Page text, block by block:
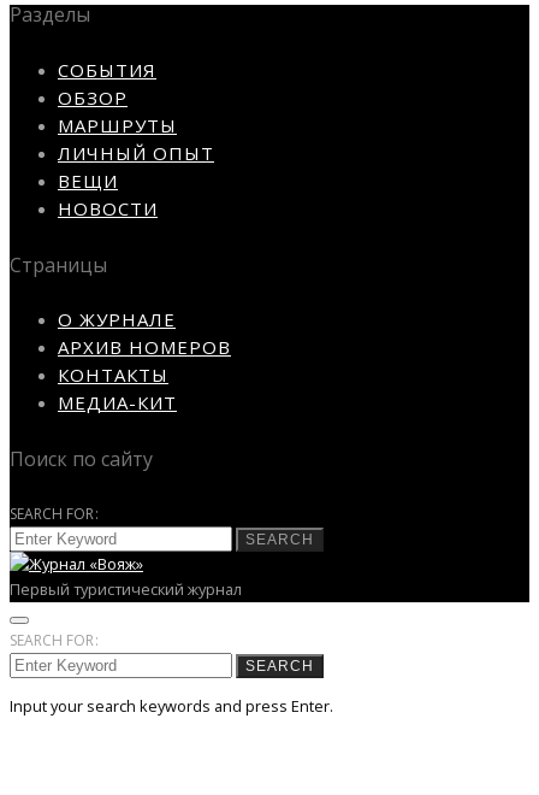
Разделы
СОБЫТИЯ
ОБЗОР
МАРШРУТЫ
ЛИЧНЫЙ ОПЫТ
ВЕЩИ
НОВОСТИ
Страницы
О ЖУРНАЛЕ
АРХИВ НОМЕРОВ
КОНТАКТЫ
МЕДИА-КИТ
Поиск по сайту
SEARCH FOR:
SEARCH
Первый туристический журнал
SEARCH FOR:
SEARCH
Input your search keywords and press Enter.